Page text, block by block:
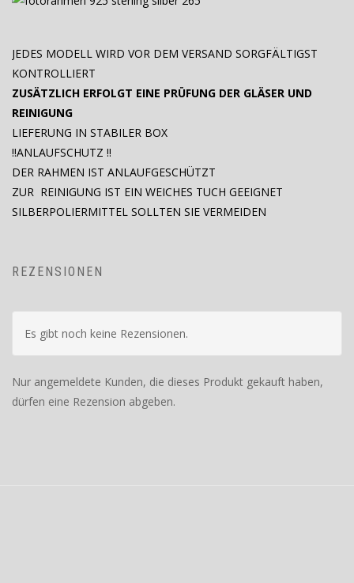
JEDES MODELL WIRD VOR DEM VERSAND SORGFÄLTIGST
KONTROLLIERT
ZUSÄTZLICH ERFOLGT EINE PRÜFUNG DER GLÄSER UND
REINIGUNG
LIEFERUNG IN STABILER BOX
!!ANLAUFSCHUTZ !!
DER RAHMEN IST ANLAUFGESCHÜTZT
ZUR REINIGUNG IST EIN WEICHES TUCH GEEIGNET
SILBERPOLIERMITTEL SOLLTEN SIE VERMEIDEN
REZENSIONEN
Es gibt noch keine Rezensionen.
Nur angemeldete Kunden, die dieses Produkt gekauft haben,
dürfen eine Rezension abgeben.